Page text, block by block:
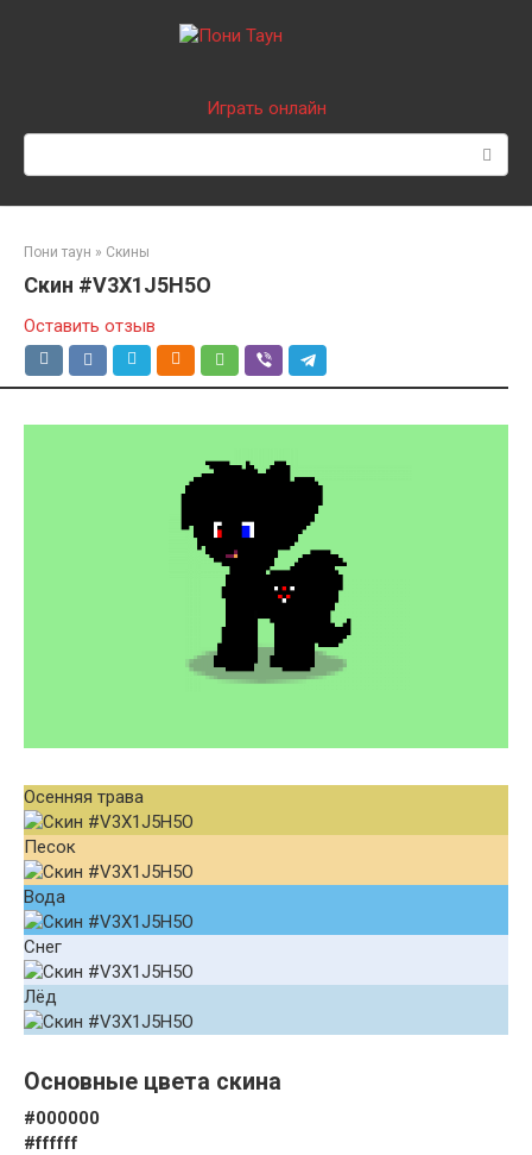
Играть онлайн
Пони таун » Скины
Скин #V3X1J5H5O
Оставить отзыв
Осенняя трава
Песок
Вода
Снег
Лёд
Основные цвета скина
#000000
#ffffff